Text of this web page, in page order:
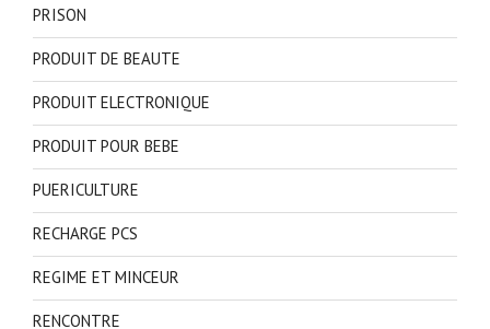
PRISON
PRODUIT DE BEAUTE
PRODUIT ELECTRONIQUE
PRODUIT POUR BEBE
PUERICULTURE
RECHARGE PCS
REGIME ET MINCEUR
RENCONTRE